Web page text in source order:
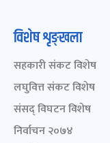
विशेष शृङ्खला
सहकारी संकट विशेष
लघुवित्त संकट विशेष
संसद् विघटन विशेष
निर्वाचन २०७४